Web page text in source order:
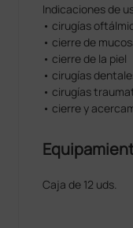
Indicaciones de
• cirugías
• cierre de
• cierre de la piel
• cirugías
• cirugías
• cierre y
Caja de 12 uds.